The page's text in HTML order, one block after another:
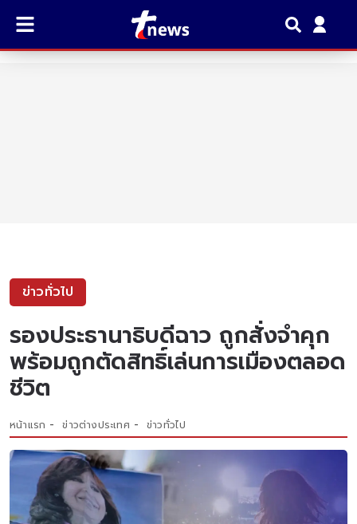
ข่าวทั่วไป
รองประธานาธิบดีฉาว ถูกสั่งจำคุก
พร้อมถูกตัดสิทธิ์เล่นการเมืองตลอด
ชีวิต
หน้าแรก ข่าวต่างประเทศ ข่าวทั่วไป